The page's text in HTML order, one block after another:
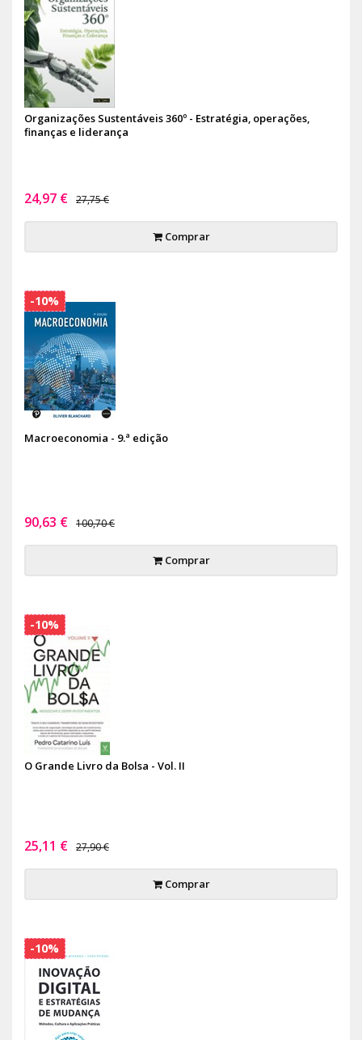
Organizações Sustentáveis 360º - Estratégia, operações,
finanças e liderança
24,97 € 27,75 €
Comprar
Macroeconomia - 9.ª edição
90,63 € 100,70 €
Comprar
-10%
O Grande Livro da Bolsa - Vol. II
25,11 € 27,90 €
Comprar
-10%
-10%